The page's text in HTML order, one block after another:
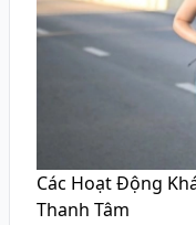
Các Hoạt Động
Thanh Tâm